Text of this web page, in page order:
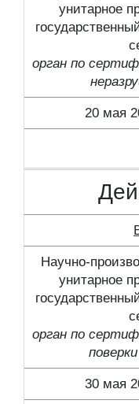
унитарное
орган по
20 мая
Научно-
унитарное
орган по
30 мая